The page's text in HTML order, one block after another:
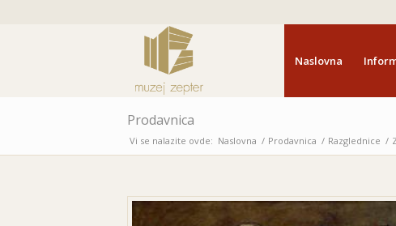
Naslovna
Prodavnica
Vi se nalazite ovde: Naslovna / Prodavnica / Razglednice /